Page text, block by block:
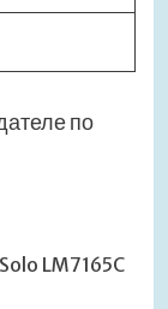
по
LM7165C